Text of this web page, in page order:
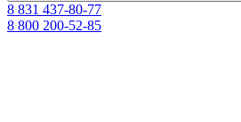
8 831 437-80-77
8 800 200-52-85